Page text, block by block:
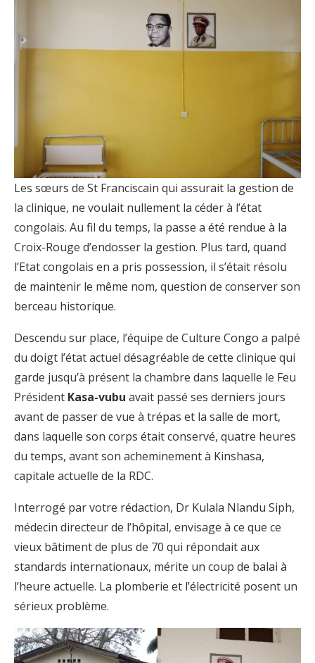
Les sœurs de St Franciscain qui assurait la gestion de
la clinique, ne voulait nullement la céder à l’état
congolais. Au fil du temps, la passe a été rendue à la
Croix-Rouge d’endosser la gestion. Plus tard, quand
l’Etat congolais en a pris possession, il s’était résolu
de maintenir le même nom, question de conserver son
berceau historique.
Descendu sur place, l’équipe de Culture Congo a palpé
du doigt l’état actuel désagréable de cette clinique qui
garde jusqu’à présent la chambre dans laquelle le Feu
Président Kasa-vubu avait passé ses derniers jours
avant de passer de vue à trépas et la salle de mort,
dans laquelle son corps était conservé, quatre heures
du temps, avant son acheminement à Kinshasa,
capitale actuelle de la RDC.
Interrogé par votre rédaction, Dr Kulala Nlandu Siph,
médecin directeur de l’hôpital, envisage à ce que ce
vieux bâtiment de plus de 70 qui répondait aux
standards internationaux, mérite un coup de balai à
l’heure actuelle. La plomberie et l’électricité posent un
sérieux problème.